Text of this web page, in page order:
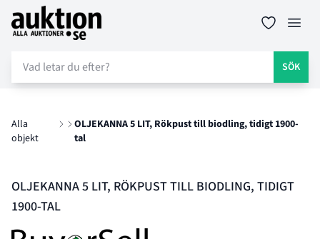
Auktion.se
SÖK
Alla
objekt
OLJEKANNA 5 LIT, Rökpust till biodling, tidigt 1900-
tal
OLJEKANNA 5 LIT, RÖKPUST TILL BIODLING, TIDIGT
1900-TAL